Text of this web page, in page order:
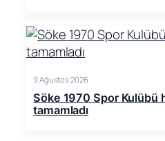
9 Ağustos 2026
Söke 1970 Spor Kulübü
tamamladı